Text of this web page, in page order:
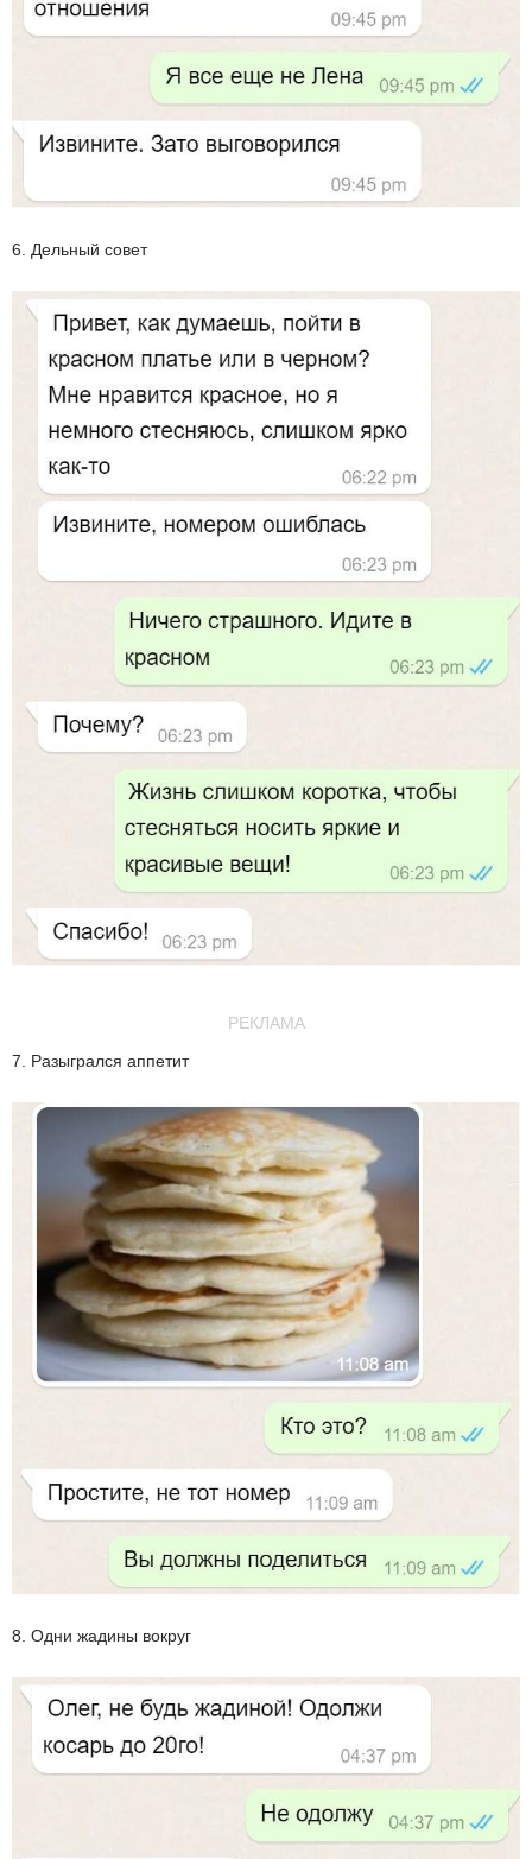
6. Дельный совет
РЕКЛАМА
7. Разыгрался аппетит
8. Одни жадины вокруг